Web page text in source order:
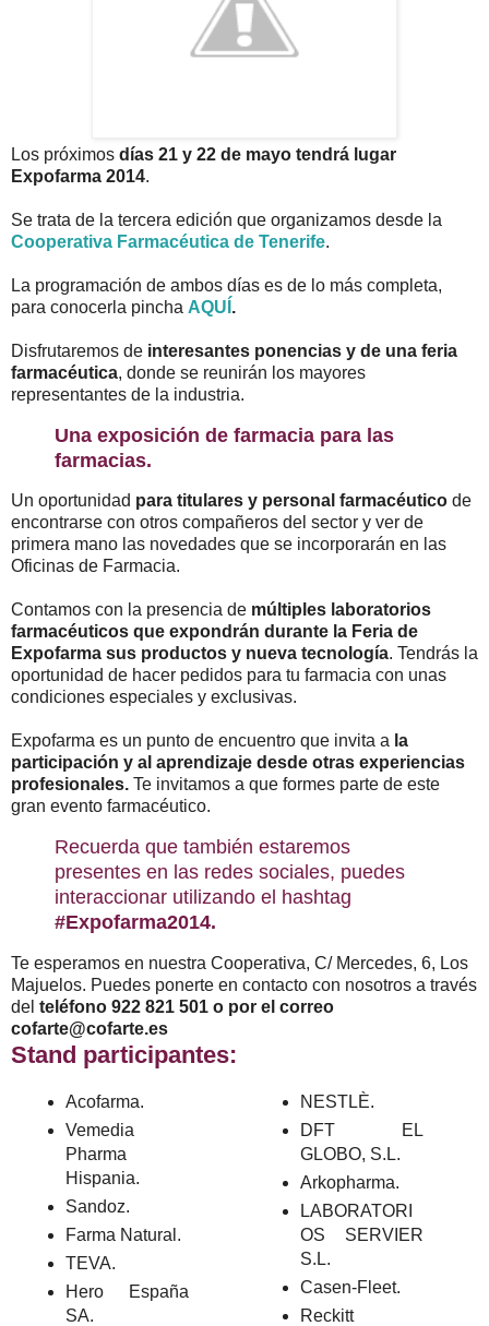
Los próximos días 21 y 22 de mayo tendrá lugar
Expofarma 2014.
Se trata de la tercera edición que organizamos desde la
Cooperativa Farmacéutica de Tenerife.
La programación de ambos días es de lo más completa,
para conocerla pincha AQUÍ .
Disfrutaremos de interesantes ponencias y de una feria
farmacéutica, donde se reunirán los mayores
representantes de la industria.
Una exposición de farmacia para las
farmacias.
Un oportunidad para titulares y personal farmacéutico de
encontrarse con otros compañeros del sector y ver de
primera mano las novedades que se incorporarán en las
Oficinas de Farmacia.
Contamos con la presencia de múltiples laboratorios
farmacéuticos que expondrán durante la Feria de
Expofarma sus productos y nueva tecnología. Tendrás la
oportunidad de hacer pedidos para tu farmacia con unas
condiciones especiales y exclusivas.
Expofarma es un punto de encuentro que invita a la
participación y al aprendizaje desde otras experiencias
profesionales. Te invitamos a que formes parte de este
gran evento farmacéutico.
Recuerda que también estaremos
presentes en las redes sociales, puedes
interaccionar utilizando el hashtag
#Expofarma2014.
Te esperamos en nuestra Cooperativa, C/ Mercedes, 6, Los
Majuelos. Puedes ponerte en contacto con nosotros a través
del teléfono 922 821 501 o por el correo
cofarte@cofarte.es
Stand participantes:
Acofarma.
Vemedia
Pharma
Hispania.
Sandoz.
Farma Natural.
TEVA.
Hero España
SA.
NESTLÈ.
DFT EL
GLOBO, S.L.
Arkopharma.
LABORATORI
OS SERVIER
S.L.
Casen-Fleet.
Reckitt